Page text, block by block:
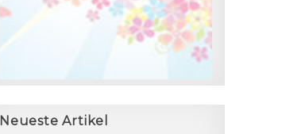
Neueste Artikel